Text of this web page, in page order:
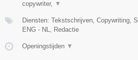
copywriter, ▼
Diensten: Tekstschrijven, Copywriting,
ENG - NL, Redactie
Openingstijden ▼